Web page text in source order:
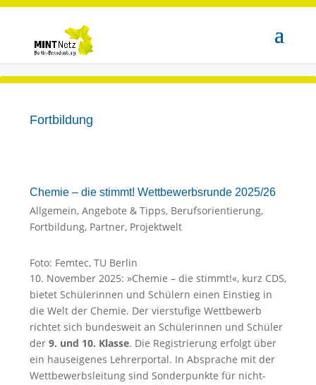
Fortbildung
Chemie – die stimmt! Wettbewerbsrunde 2025/26
Allgemein, Angebote & Tipps, Berufsorientierung,
Fortbildung, Partner, Projektwelt
Foto: Femtec, TU Berlin
10. November 2025: »Chemie – die stimmt!«, kurz CDS,
bietet Schülerinnen und Schülern einen Einstieg in
die Welt der Chemie. Der vierstufige Wettbewerb
richtet sich bundesweit an Schülerinnen und Schüler
der 9. und 10. Klasse. Die Registrierung erfolgt über
ein hauseigenes Lehrerportal. In Absprache mit der
Wettbewerbsleitung sind Sonderpunkte für nicht-